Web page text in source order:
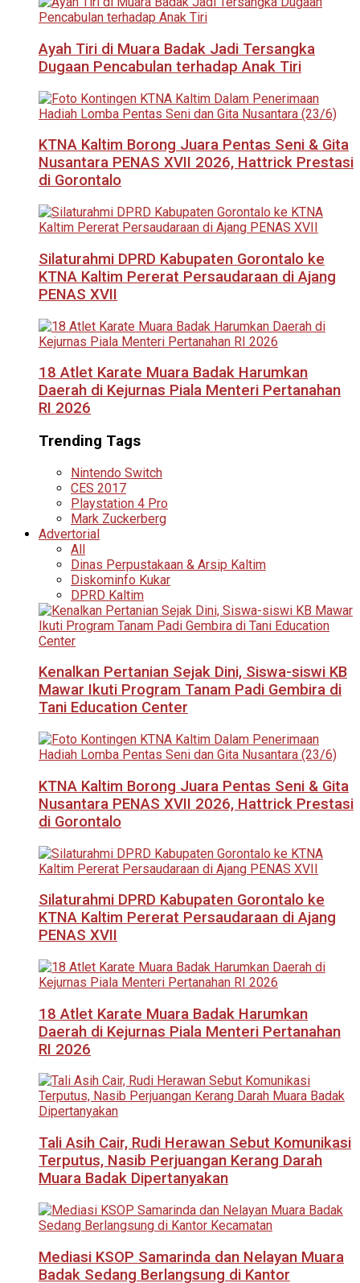
Ayah Tiri di Muara Badak Jadi Tersangka
Dugaan Pencabulan terhadap Anak Tiri
KTNA Kaltim Borong Juara Pentas Seni & Gita
Nusantara PENAS XVII 2026, Hattrick Prestasi
di Gorontalo
Silaturahmi DPRD Kabupaten Gorontalo ke
KTNA Kaltim Pererat Persaudaraan di Ajang
PENAS XVII
18 Atlet Karate Muara Badak Harumkan
Daerah di Kejurnas Piala Menteri Pertanahan
RI 2026
Trending Tags
Nintendo Switch
CES 2017
Playstation 4 Pro
Mark Zuckerberg
Advertorial
All
Dinas Perpustakaan & Arsip Kaltim
Diskominfo Kukar
DPRD Kaltim
Kenalkan Pertanian Sejak Dini, Siswa-siswi KB
Mawar Ikuti Program Tanam Padi Gembira di
Tani Education Center
KTNA Kaltim Borong Juara Pentas Seni & Gita
Nusantara PENAS XVII 2026, Hattrick Prestasi
di Gorontalo
Silaturahmi DPRD Kabupaten Gorontalo ke
KTNA Kaltim Pererat Persaudaraan di Ajang
PENAS XVII
18 Atlet Karate Muara Badak Harumkan
Daerah di Kejurnas Piala Menteri Pertanahan
RI 2026
Tali Asih Cair, Rudi Herawan Sebut Komunikasi
Terputus, Nasib Perjuangan Kerang Darah
Muara Badak Dipertanyakan
Mediasi KSOP Samarinda dan Nelayan Muara
Badak Sedang Berlangsung di Kantor